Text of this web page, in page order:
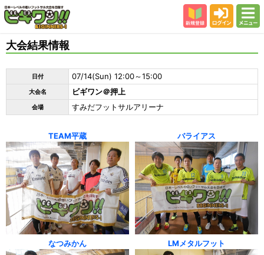
会場
大会結果
よくある質問
参加者の声
大会結果情報
日付 07/14(Sun) 12:00～15:00
大会名 ビギワン＠押上
会場 すみだフットサルアリーナ
TEAM平蔵 バライアス
なつみかん LMメタルフット